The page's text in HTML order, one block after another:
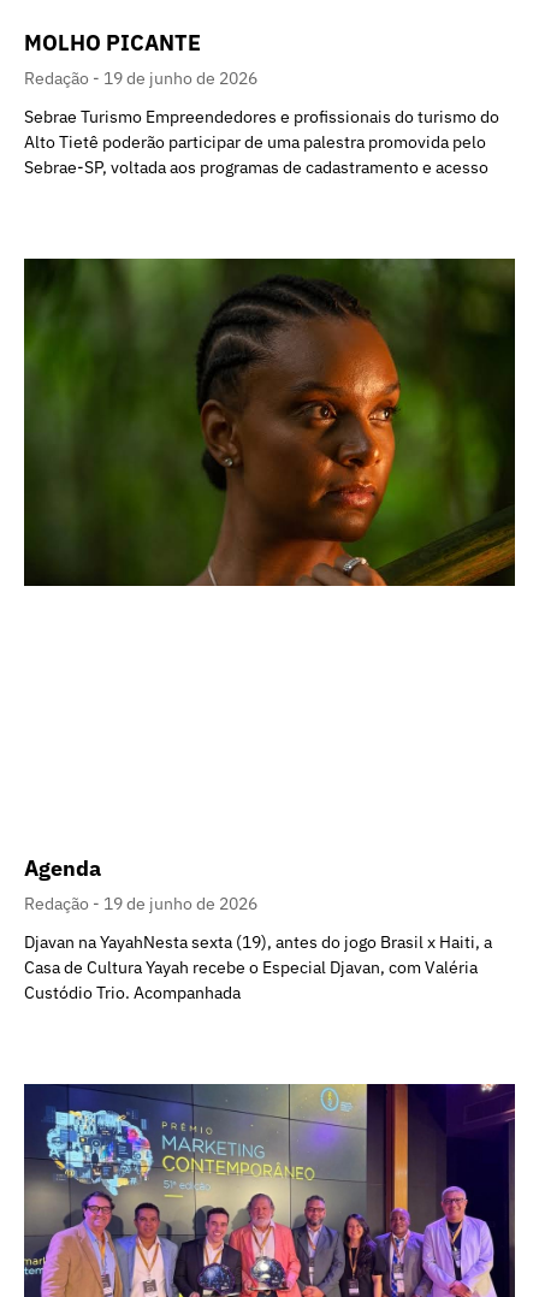
MOLHO PICANTE
Redação
19 de junho de 2026
Sebrae Turismo Empreendedores e profissionais do turismo do
Alto Tietê poderão participar de uma palestra promovida pelo
Sebrae-SP, voltada aos programas de cadastramento e acesso
Agenda
Redação
19 de junho de 2026
Djavan na YayahNesta sexta (19), antes do jogo Brasil x Haiti, a
Casa de Cultura Yayah recebe o Especial Djavan, com Valéria
Custódio Trio. Acompanhada